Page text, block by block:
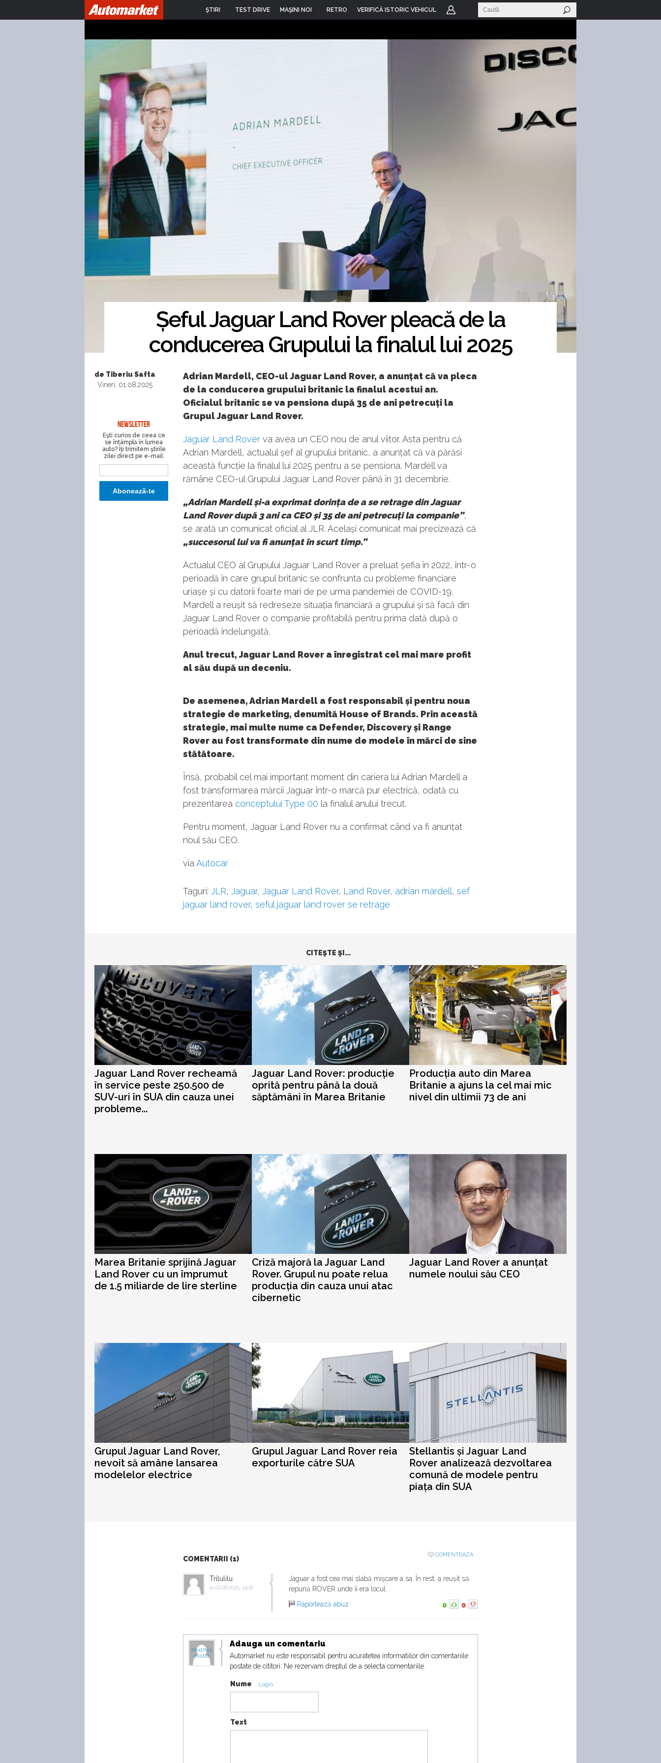
ŞTIRI TEST DRIVE MAŞINI NOI RETRO VERIFICĂ ISTORIC VEHICUL
Șeful Jaguar Land Rover pleacă de la
conducerea Grupului la finalul lui 2025
de Tiberiu Safta
Vineri, 01.08.2025
NEWSLETTER
Eşti curios de ceea ce
se întâmplă în lumea
auto? Îţi trimitem ştirile
zilei direct pe e-mail.
Adrian Mardell, CEO-ul Jaguar Land Rover, a anunțat că va pleca
de la conducerea grupului britanic la finalul acestui an.
Oficialul britanic se va pensiona după 35 de ani petrecuți la
Grupul Jaguar Land Rover.
Jaguar Land Rover va avea un CEO nou de anul viitor. Asta pentru că
Adrian Mardell, actualul șef al grupului britanic, a anunțat că va părăsi
această funcție la finalul lui 2025 pentru a se pensiona. Mardell va
rămâne CEO-ul Grupului Jaguar Land Rover până în 31 decembrie.
„Adrian Mardell și-a exprimat dorința de a se retrage din Jaguar
Land Rover după 3 ani ca CEO și 35 de ani petrecuți la companie”,
se arată un comunicat oficial al JLR. Același comunicat mai precizează că
„succesorul lui va fi anunțat în scurt timp.”
Actualul CEO al Grupului Jaguar Land Rover a preluat șefia în 2022, într-o
perioadă în care grupul britanic se confrunta cu probleme financiare
uriașe și cu datorii foarte mari de pe urma pandemiei de COVID-19.
Mardell a reușit să redreseze situația financiară a grupului și să facă din
Jaguar Land Rover o companie profitabilă pentru prima dată după o
perioadă îndelungată.
Anul trecut, Jaguar Land Rover a înregistrat cel mai mare profit
al său după un deceniu.
De asemenea, Adrian Mardell a fost responsabil și pentru noua
strategie de marketing, denumită House of Brands. Prin această
strategie, mai multe nume ca Defender, Discovery și Range
Rover au fost transformate din nume de modele în mărci de sine
stătătoare.
Însă, probabil cel mai important moment din cariera lui Adrian Mardell a
fost transformarea mărcii Jaguar într-o marcă pur electrică, odată cu
prezentarea conceptului Type 00 la finalul anului trecut.
Pentru moment, Jaguar Land Rover nu a confirmat când va fi anunțat
noul său CEO.
via Autocar
Taguri: JLR, Jaguar, Jaguar Land Rover, Land Rover, adrian mardell , sef
jaguar land rover, seful jaguar land rover se retrage
CITEŞTE ŞI...
Jaguar Land Rover recheamă
în service peste 250.500 de
SUV-uri în SUA din cauza unei
probleme...
Jaguar Land Rover: producție
oprită pentru până la două
săptămâni în Marea Britanie
Producția auto din Marea
Britanie a ajuns la cel mai mic
nivel din ultimii 73 de ani
Marea Britanie sprijină Jaguar
Land Rover cu un împrumut
de 1.5 miliarde de lire sterline
Criză majoră la Jaguar Land
Rover. Grupul nu poate relua
producția din cauza unui atac
cibernetic
Jaguar Land Rover a anunțat
numele noului său CEO
Grupul Jaguar Land Rover,
nevoit să amâne lansarea
modelelor electrice
Grupul Jaguar Land Rover reia
exporturile către SUA
Stellantis și Jaguar Land
Rover analizează dezvoltarea
comună de modele pentru
piața din SUA
COMENTARII (1)
COMENTEAZA
Trilulilu
la 02.08.2025, 14:18
Jaguar a fost cea mai slabă mișcare a sa. În rest, a reușit să
repună ROVER unde îi era locul.
Raportează abuz
0 0
Modifica
avatar
Adauga un comentariu
Automarket nu este responsabil pentru acuratetea informatiilor din comentariile
postate de cititori. Ne rezervam dreptul de a selecta comentariile.
Nume Login
Text